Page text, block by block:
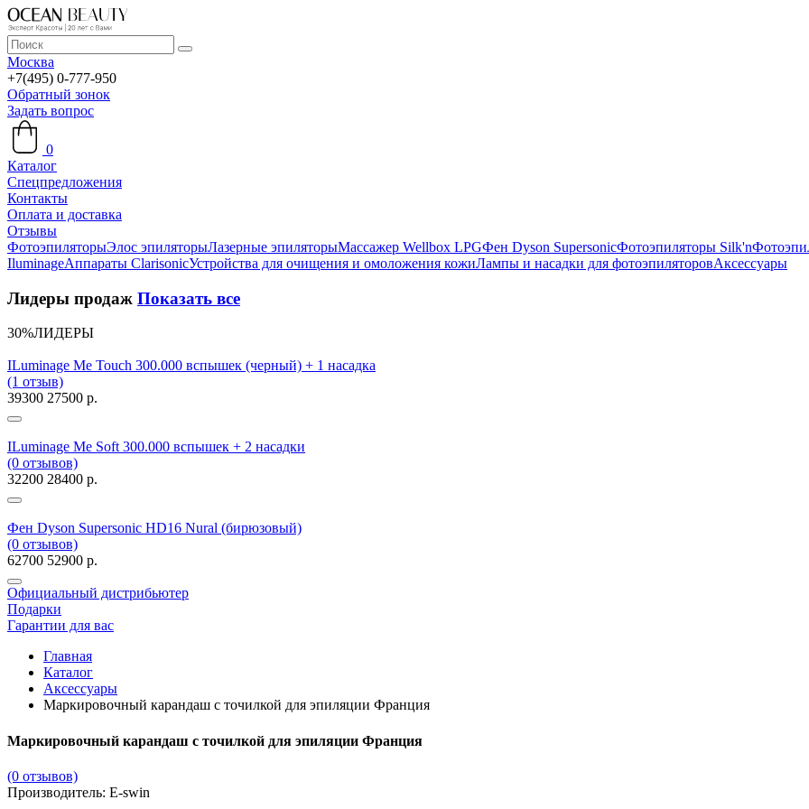
Москва
+7(495) 0-777-950
Обратный зонок
Задать вопрос
0
Каталог
Спецпредложения
Контакты
Оплата и доставка
Отзывы
ФотоэпиляторыЭлос эпиляторыЛазерные эпиляторыМассажер Wellbox LPGФен Dyson SupersonicФотоэпиляторы Silk'n
IluminageАппараты ClarisonicУстройства для очищения и омоложения кожиЛампы и насадки для фотоэпиляторовАксессуары
Лидеры продаж Показать все
30%ЛИДЕРЫ
ILuminage Me Touch 300.000 вспышек (черный) + 1 насадка
(1 отзыв)
39300 27500 р.
ILuminage Me Soft 300.000 вспышек + 2 насадки
(0 отзывов)
32200 28400 р.
Фен Dyson Supersonic HD16 Nural (бирюзовый)
(0 отзывов)
62700 52900 р.
Официальный дистрибьютер
Подарки
Гарантии для вас
Главная
Каталог
Аксессуары
Маркировочный карандаш с точилкой для эпиляции Франция
Маркировочный карандаш с точилкой для эпиляции Франция
(0 отзывов)
Производитель: E-swin